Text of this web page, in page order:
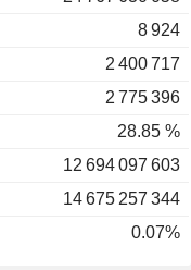
8 924
2 400 717
2 775 396
28.85 %
12 694 097 603
14 675 257 344
0.07%